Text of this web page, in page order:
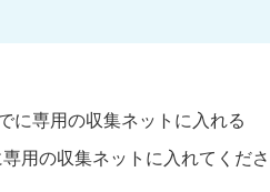
に専用の収集ネットに入れる
用の収集ネットに入れてくだ